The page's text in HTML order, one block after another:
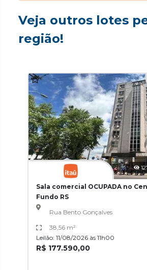
Veja outros lotes
região!
Sala comercial OCUPADA no
Fundo RS
Rua Bento Gonçalves
38,56 m²
Leilão: 11/08/2026 às 11h00
R$ 177.590,00